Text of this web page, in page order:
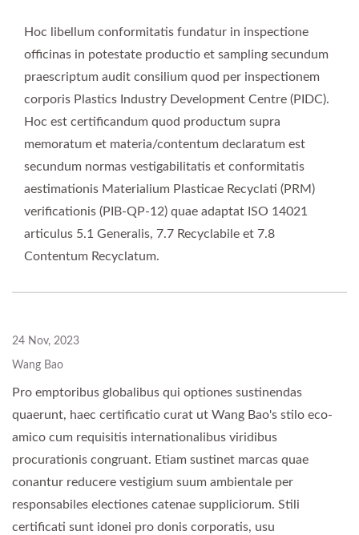
Hoc libellum conformitatis fundatur in inspectione
officinas in potestate productio et sampling secundum
praescriptum audit consilium quod per inspectionem
corporis Plastics Industry Development Centre (PIDC).
Hoc est certificandum quod productum supra
memoratum et materia/contentum declaratum est
secundum normas vestigabilitatis et conformitatis
aestimationis Materialium Plasticae Recyclati (PRM)
verificationis (PIB-QP-12) quae adaptat ISO 14021
articulus 5.1 Generalis, 7.7 Recyclabile et 7.8
Contentum Recyclatum.
24 Nov, 2023
Wang Bao
Pro emptoribus globalibus qui optiones sustinendas
quaerunt, haec certificatio curat ut Wang Bao's stilo eco-
amico cum requisitis internationalibus viridibus
procurationis congruant. Etiam sustinet marcas quae
conantur reducere vestigium suum ambientale per
responsabiles electiones catenae suppliciorum. Stili
certificati sunt idonei pro donis corporatis, usu